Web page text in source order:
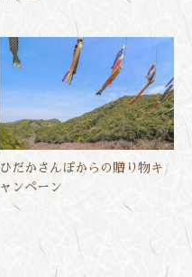
ひだかさんぽからの贈り物キ
ャンペーン